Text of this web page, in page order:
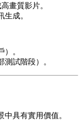
畫質影片。
生成。
。
試階段）。
中具有實用價值。